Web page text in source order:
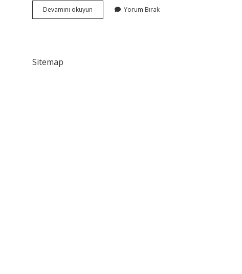
Devamını okuyun
et
Yorum Bırak
Sitemap